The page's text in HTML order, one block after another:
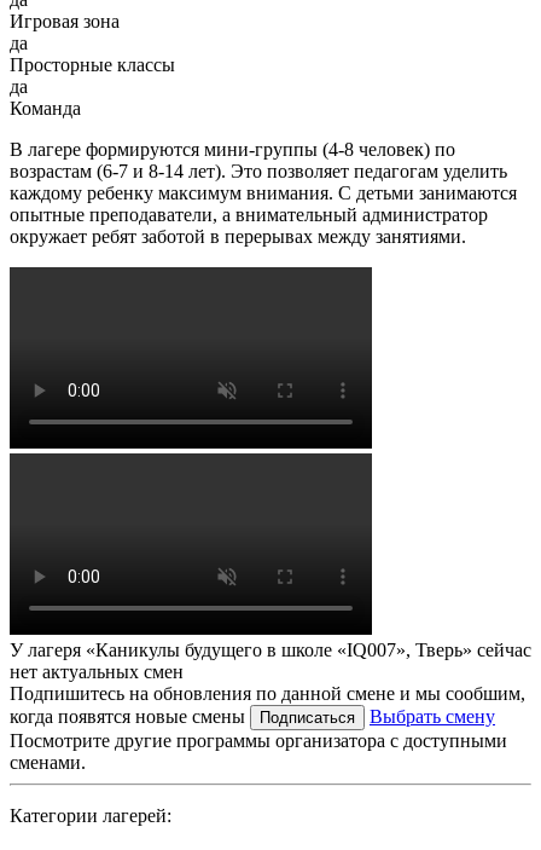
Игровая зона
да
Просторные классы
да
Команда
В лагере формируются мини-группы (4-8 человек) по
возрастам (6-7 и 8-14 лет). Это позволяет педагогам уделить
каждому ребенку максимум внимания. С детьми занимаются
опытные преподаватели, а внимательный администратор
окружает ребят заботой в перерывах между занятиями.
У лагеря «Каникулы будущего в школе «IQ007», Тверь» сейчас
нет актуальных смен
Подпишитесь на обновления по данной смене и мы сообшим,
когда появятся новые смены
Подписаться
Выбрать смену
Посмотрите другие программы организатора с доступными
сменами.
Категории лагерей: